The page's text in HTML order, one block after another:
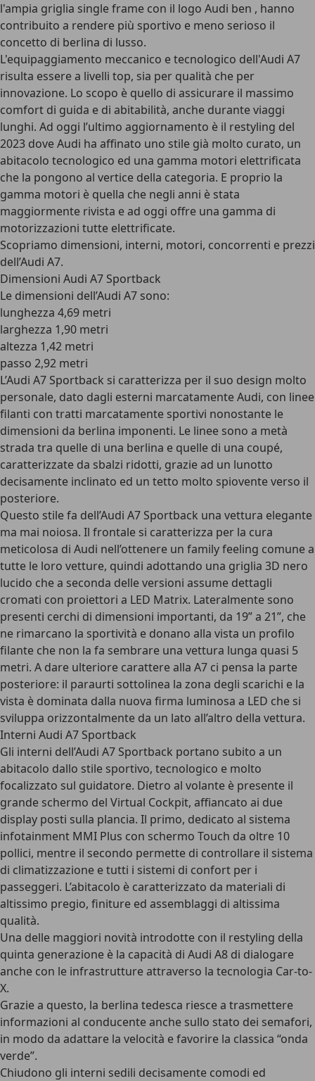
l'ampia griglia single frame con il logo Audi ben , hanno
contribuito a rendere più sportivo e meno serioso il
concetto di berlina di lusso.
L'equipaggiamento meccanico e tecnologico dell'Audi A7
risulta essere a livelli top, sia per qualità che per
innovazione. Lo scopo è quello di assicurare il massimo
comfort di guida e di abitabilità, anche durante viaggi
lunghi. Ad oggi l’ultimo aggiornamento è il restyling del
2023 dove Audi ha affinato uno stile già molto curato, un
abitacolo tecnologico ed una gamma motori elettrificata
che la pongono al vertice della categoria. E proprio la
gamma motori è quella che negli anni è stata
maggiormente rivista e ad oggi offre una gamma di
motorizzazioni tutte elettrificate.
Scopriamo dimensioni, interni, motori, concorrenti e prezzi
dell’Audi A7.
Dimensioni Audi A7 Sportback
Le dimensioni dell’Audi A7 sono:
lunghezza 4,69 metri
larghezza 1,90 metri
altezza 1,42 metri
passo 2,92 metri
L’Audi A7 Sportback si caratterizza per il suo design molto
personale, dato dagli esterni marcatamente Audi, con linee
filanti con tratti marcatamente sportivi nonostante le
dimensioni da berlina imponenti. Le linee sono a metà
strada tra quelle di una berlina e quelle di una coupé,
caratterizzate da sbalzi ridotti, grazie ad un lunotto
decisamente inclinato ed un tetto molto spiovente verso il
posteriore.
Questo stile fa dell’Audi A7 Sportback una vettura elegante
ma mai noiosa. Il frontale si caratterizza per la cura
meticolosa di Audi nell’ottenere un family feeling comune a
tutte le loro vetture, quindi adottando una griglia 3D nero
lucido che a seconda delle versioni assume dettagli
cromati con proiettori a LED Matrix. Lateralmente sono
presenti cerchi di dimensioni importanti, da 19” a 21”, che
ne rimarcano la sportività e donano alla vista un profilo
filante che non la fa sembrare una vettura lunga quasi 5
metri. A dare ulteriore carattere alla A7 ci pensa la parte
posteriore: il paraurti sottolinea la zona degli scarichi e la
vista è dominata dalla nuova firma luminosa a LED che si
sviluppa orizzontalmente da un lato all’altro della vettura.
Interni Audi A7 Sportback
Gli interni dell’Audi A7 Sportback portano subito a un
abitacolo dallo stile sportivo, tecnologico e molto
focalizzato sul guidatore. Dietro al volante è presente il
grande schermo del Virtual Cockpit, affiancato ai due
display posti sulla plancia. Il primo, dedicato al sistema
infotainment MMI Plus con schermo Touch da oltre 10
pollici, mentre il secondo permette di controllare il sistema
di climatizzazione e tutti i sistemi di confort per i
passeggeri. L’abitacolo è caratterizzato da materiali di
altissimo pregio, finiture ed assemblaggi di altissima
qualità.
Una delle maggiori novità introdotte con il restyling della
quinta generazione è la capacità di Audi A8 di dialogare
anche con le infrastrutture attraverso la tecnologia Car-to-
X.
Grazie a questo, la berlina tedesca riesce a trasmettere
informazioni al conducente anche sullo stato dei semafori,
in modo da adattare la velocità e favorire la classica “onda
verde”.
Chiudono gli interni sedili decisamente comodi ed